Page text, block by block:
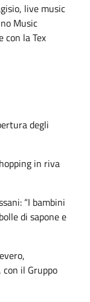
live music
Music
con la Tex
degli
in riva
“I bambini
di sapone e
il Gruppo